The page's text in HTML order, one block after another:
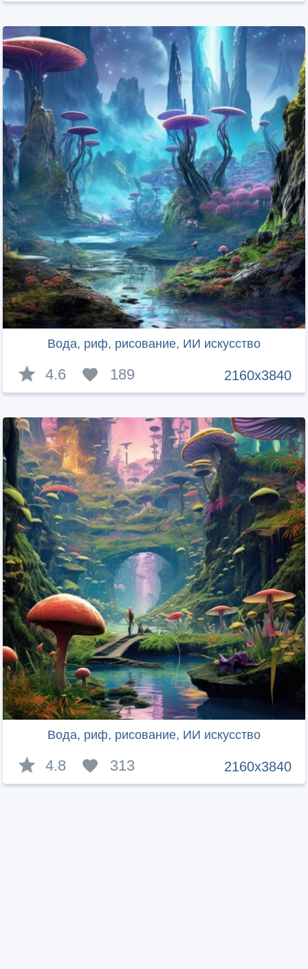
Вода, риф, рисование, ИИ искусство
2160x3840
4.6 189
Вода, риф, рисование, ИИ искусство
2160x3840
4.8 313